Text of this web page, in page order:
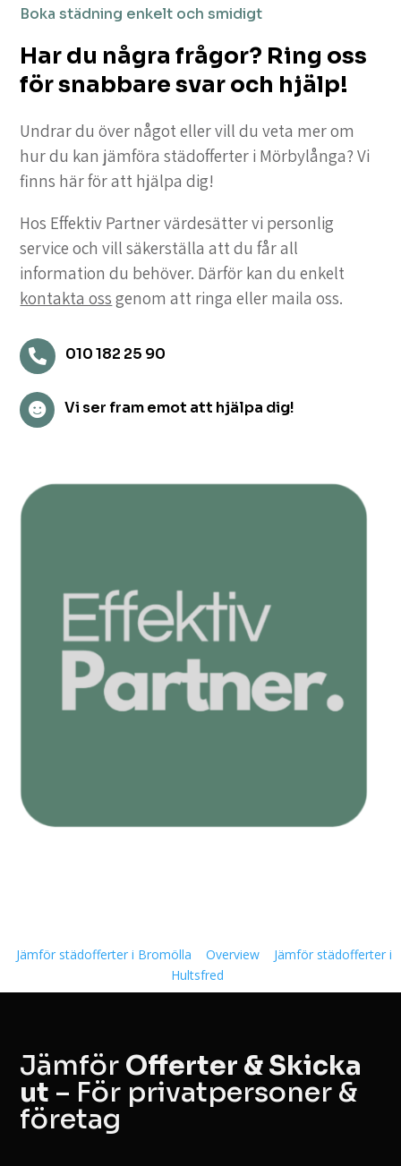
Boka städning enkelt och smidigt
Har du några frågor? Ring oss
för snabbare svar och hjälp!
Undrar du över något eller vill du veta mer om
hur du kan jämföra städofferter i Mörbylånga? Vi
finns här för att hjälpa dig!
Hos Effektiv Partner värdesätter vi personlig
service och vill säkerställa att du får all
information du behöver. Därför kan du enkelt
kontakta oss genom att ringa eller maila oss.
 010 182 25 90
 Vi ser fram emot att hjälpa dig!
Jämför städofferter i Bromölla Overview
Jämför städofferter i
Hultsfred
Jämför Offerter & Skicka
ut – För privatpersoner &
företag